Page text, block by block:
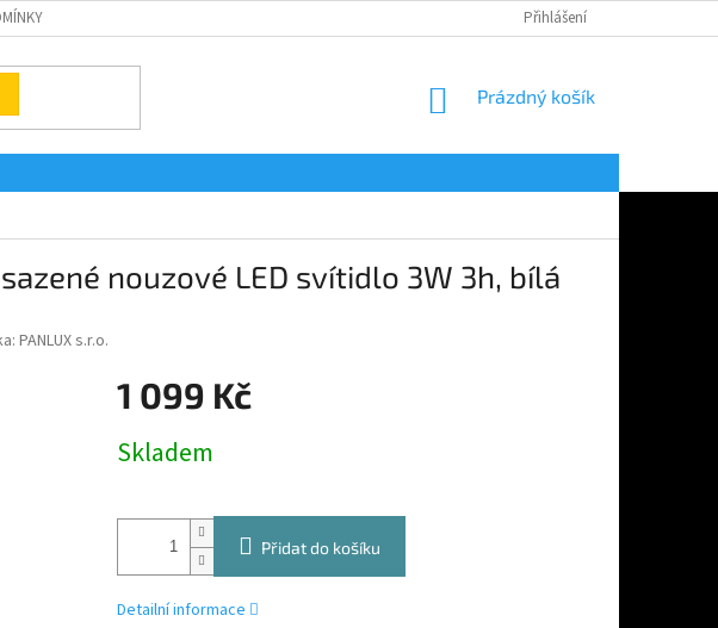
Přihlášení
NÁKUPNÍ
Prázdný košík
nouzové LED svítidlo 3W 3h, bílá
PANLUX s.r.o.
1 099 Kč
cena:
Skladem
Přidat do košíku
Detailní informace